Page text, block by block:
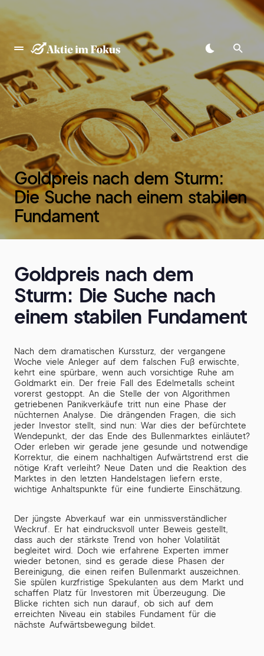
springen
Goldpreis nach dem Sturm:
Die Suche nach einem stabilen
Fundament
Goldpreis nach dem
Sturm: Die Suche nach
einem stabilen Fundament
Nach dem dramatischen Kurssturz, der vergangene
Woche viele Anleger auf dem falschen Fuß erwischte,
kehrt eine spürbare, wenn auch vorsichtige Ruhe am
Goldmarkt ein. Der freie Fall des Edelmetalls scheint
vorerst gestoppt. An die Stelle der von Algorithmen
getriebenen Panikverkäufe tritt nun eine Phase der
nüchternen Analyse. Die drängenden Fragen, die sich
jeder Investor stellt, sind nun: War dies der befürchtete
Wendepunkt, der das Ende des Bullenmarktes einläutet?
Oder erleben wir gerade jene gesunde und notwendige
Korrektur, die einem nachhaltigen Aufwärtstrend erst die
nötige Kraft verleiht? Neue Daten und die Reaktion des
Marktes in den letzten Handelstagen liefern erste,
wichtige Anhaltspunkte für eine fundierte Einschätzung.
Der jüngste Abverkauf war ein unmissverständlicher
Weckruf. Er hat eindrucksvoll unter Beweis gestellt,
dass auch der stärkste Trend von hoher Volatilität
begleitet wird. Doch wie erfahrene Experten immer
wieder betonen, sind es gerade diese Phasen der
Bereinigung, die einen reifen Bullenmarkt auszeichnen.
Sie spülen kurzfristige Spekulanten aus dem Markt und
schaffen Platz für Investoren mit Überzeugung. Die
Blicke richten sich nun darauf, ob sich auf dem
erreichten Niveau ein stabiles Fundament für die
nächste Aufwärtsbewegung bildet.